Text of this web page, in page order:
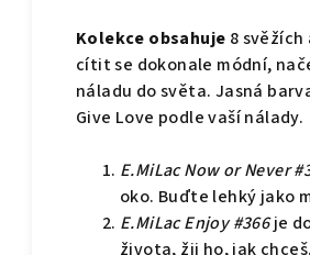
Kolekce obsahuje 8
cítit se dokonale módní,
náladu do světa. Jasná
Give Love podle vaší nálady.
E.MiLac Now or Never
oko. Buďte lehký jako
E.MiLac Enjoy #366je
života, žij ho, jak